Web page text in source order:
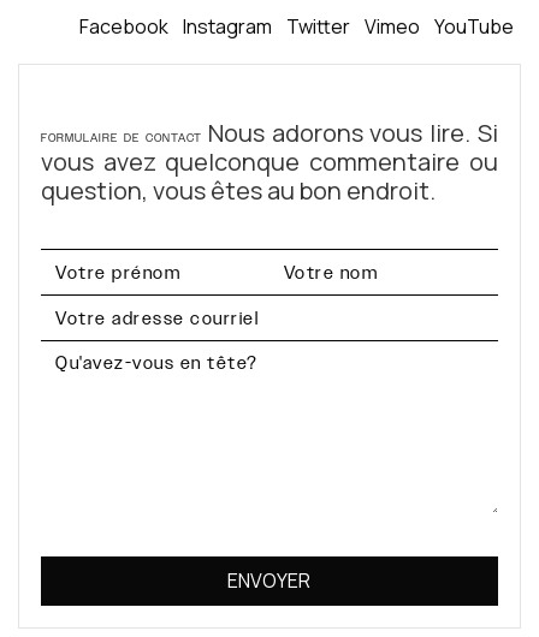
Facebook Instagram Twitter Vimeo YouTube
FORMULAIRE DE CONTACT Nous adorons vous lire. Si
vous avez quelconque commentaire ou
question, vous êtes au bon endroit.